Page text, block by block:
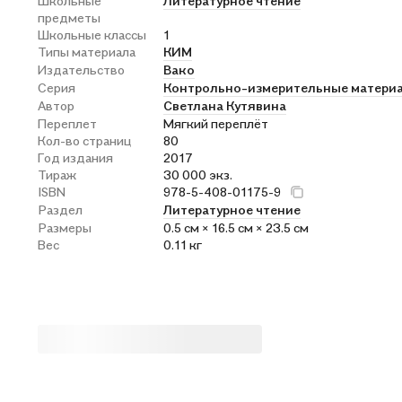
предметы
Школьные классы
1
Типы материала
КИМ
Издательство
Вако
Серия
Контрольно-измерительные
Автор
Светлана Кутявина
Переплет
Мягкий переплёт
Кол-во страниц
80
Год издания
2017
Тираж
30 000 экз.
ISBN
978-5-408-01175-9
Раздел
Литературное чтение
Размеры
0.5 см × 16.5 см × 23.5 см
Вес
0.11 кг